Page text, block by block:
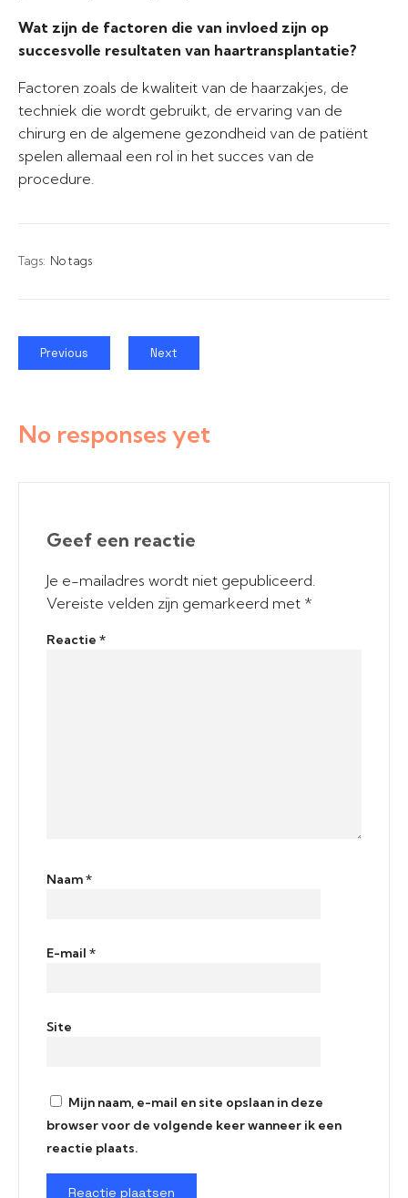
Wat zijn de factoren die van invloed zijn op
succesvolle resultaten van haartransplantatie?
Factoren zoals de kwaliteit van de haarzakjes, de
techniek die wordt gebruikt, de ervaring van de
chirurg en de algemene gezondheid van de patiënt
spelen allemaal een rol in het succes van de
procedure.
Tags: No tags
Previous Next
No responses yet
Geef een reactie
Je e-mailadres wordt niet gepubliceerd.
Vereiste velden zijn gemarkeerd met *
Reactie *
Naam*
E-mail *
Site
Mijn naam, e-mail en site opslaan in deze
browser voor de volgende keer wanneer ik een
reactie plaats.